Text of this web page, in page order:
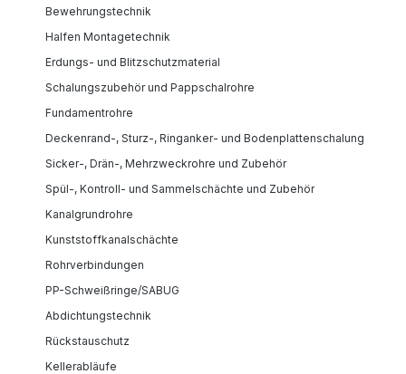
Bewehrungstechnik
Halfen Montagetechnik
Erdungs- und Blitzschutzmaterial
Schalungszubehör und Pappschalrohre
Fundamentrohre
Deckenrand-, Sturz-, Ringanker- und Bodenplattenschalung
Sicker-, Drän-, Mehrzweckrohre und Zubehör
Spül-, Kontroll- und Sammelschächte und Zubehör
Kanalgrundrohre
Kunststoffkanalschächte
Rohrverbindungen
PP-Schweißringe/SABUG
Abdichtungstechnik
Rückstauschutz
Kellerabläufe